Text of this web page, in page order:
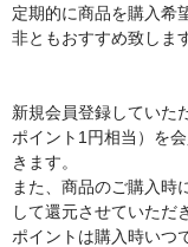
商品カテゴリ
◆ネオシリーズ
◆玄関ドア用フ
定期的に商品を購入希
非ともおすすめ致しま
新規会員登録していた
ポイント1円相当）を
きます。
また、商品のご購入時
して還元させていただ
ポイントは購入時いつ